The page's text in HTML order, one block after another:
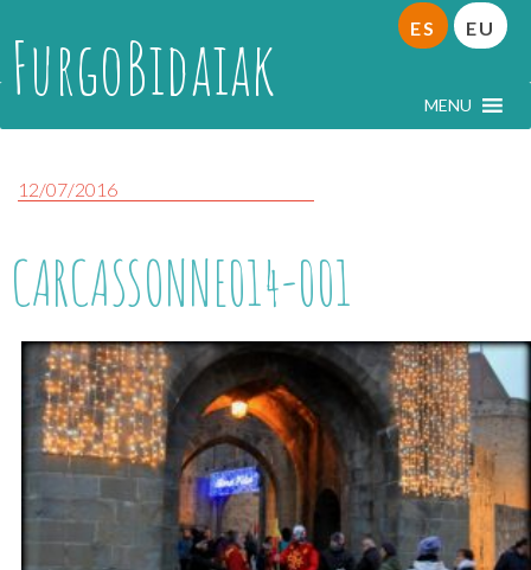
FurgoBidaiak MENU
ES EU
12/07/2016
CARCASSONNE014-001